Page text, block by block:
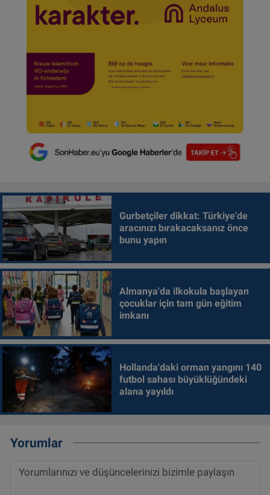
Gurbetçiler dikkat: Türkiye'de
aracınızı bırakacaksanız önce
bunu yapın
Almanya'da ilkokula başlayan
çocuklar için tam gün eğitim
imkanı
Hollanda'daki orman yangını 140
futbol sahası büyüklüğündeki
alana yayıldı
Yorumlar